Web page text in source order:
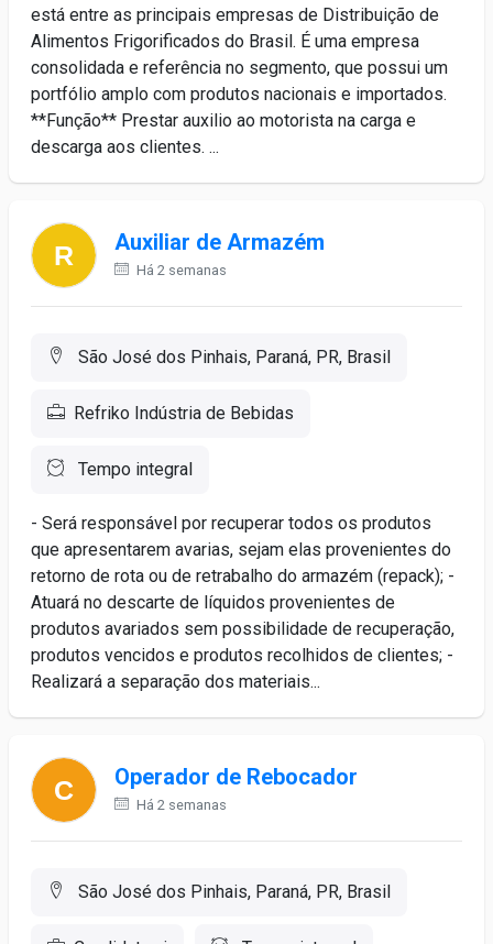
está entre as principais empresas de Distribuição de
Alimentos Frigorificados do Brasil. É uma empresa
consolidada e referência no segmento, que possui um
portfólio amplo com produtos nacionais e importados.
**Função** Prestar auxilio ao motorista na carga e
descarga aos clientes. ...
Auxiliar de Armazém
Há 2 semanas
São José dos Pinhais, Paraná, PR, Brasil
Refriko Indústria de Bebidas
Tempo integral
- Será responsável por recuperar todos os produtos
que apresentarem avarias, sejam elas provenientes do
retorno de rota ou de retrabalho do armazém (repack); -
Atuará no descarte de líquidos provenientes de
produtos avariados sem possibilidade de recuperação,
produtos vencidos e produtos recolhidos de clientes; -
Realizará a separação dos materiais...
Operador de Rebocador
Há 2 semanas
São José dos Pinhais, Paraná, PR, Brasil